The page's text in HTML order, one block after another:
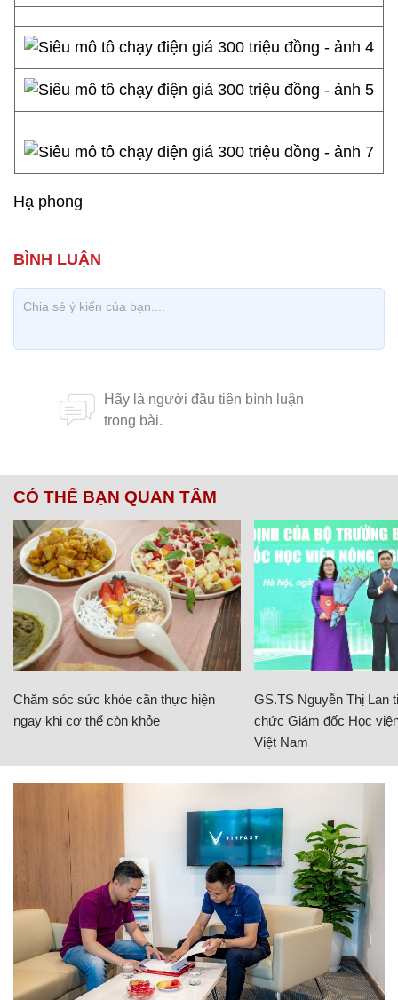
Hạ phong
CÓ THỂ BẠN QUAN TÂM
Chăm sóc sức khỏe cần thực hiện
ngay khi cơ thể còn khỏe
GS.TS Nguyễn Thị Lan
chức Giám đốc Học
Việt Nam